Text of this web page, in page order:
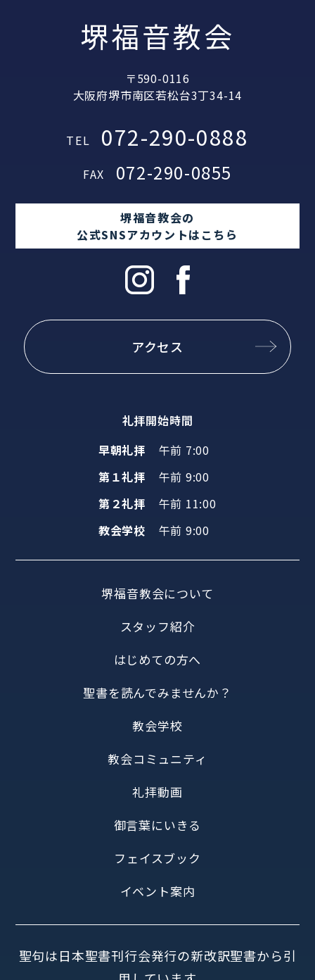
堺福音教会
〒590-0116
大阪府堺市南区若松台3丁34-14
TEL 072-290-0888
FAX 072-290-0855
堺福音教会の
公式SNSアカウントはこちら
アクセス
礼拝開始時間
早朝礼拝
午前 7:00
第１礼拝
午前 9:00
第２礼拝
午前 11:00
教会学校
午前 9:00
堺福音教会について
スタッフ紹介
はじめての方へ
聖書を読んでみませんか？
教会学校
教会コミュニティ
礼拝動画
御言葉にいきる
フェイスブック
イベント案内
聖句は日本聖書刊行会発行の新改訳聖書から引